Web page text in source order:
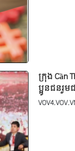
ក្រុង Cần
ប្អូនជនរួ